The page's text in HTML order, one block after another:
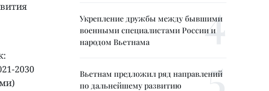
2030
Укрепление дружбы между бывшими
военными специалистами России и
народом Вьетнама
Вьетнам предложил ряд направлений
по дальнейшему развитию